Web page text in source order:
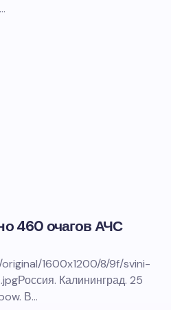
460 очагов АЧС
1600x1200/8/9f/svini-
Калининград. 25
В…